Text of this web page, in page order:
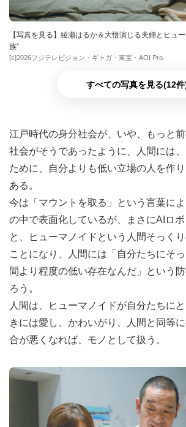
【写真を見る】綾瀬はるか＆大悟演じる夫婦とヒュ
族”
[c]2026フジテレビジョン・ギャガ・東宝・AOI Pro.
すべての写真を見る(12件
江戸時代の身分社会が、いや、もっと
社会がそうであったように、人間には
ために、自分よりも低い立場の人を作
ある。
今は「マウントを取る」という言葉に
の中で表面化しているが、まさにAIロ
と、ヒューマノイドという人間そっく
ことになり、人間には「自分たちにそ
間より程度の低い存在なんだ」という
ろう。
人間は、ヒューマノイドが自分たちに
きには愛し、かわいがり、人間と同等
合が悪くなれば、モノとして扱う。